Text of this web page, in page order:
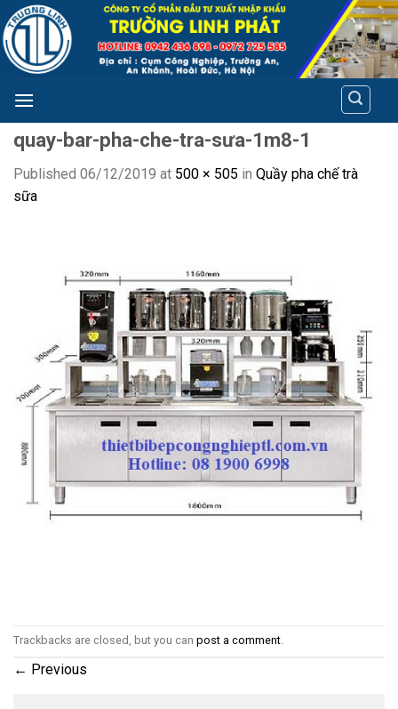
Skip
to
content
quay-bar-pha-che-tra-sưa-1m8-1
Published 06/12/2019 at 500 × 505 in Quầy pha chế trà
sữa
Trackbacks are closed, but you can post a comment.
← Previous